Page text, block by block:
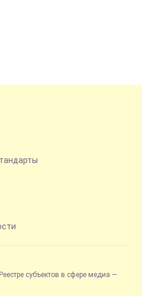
субъектов в сфере медиа —